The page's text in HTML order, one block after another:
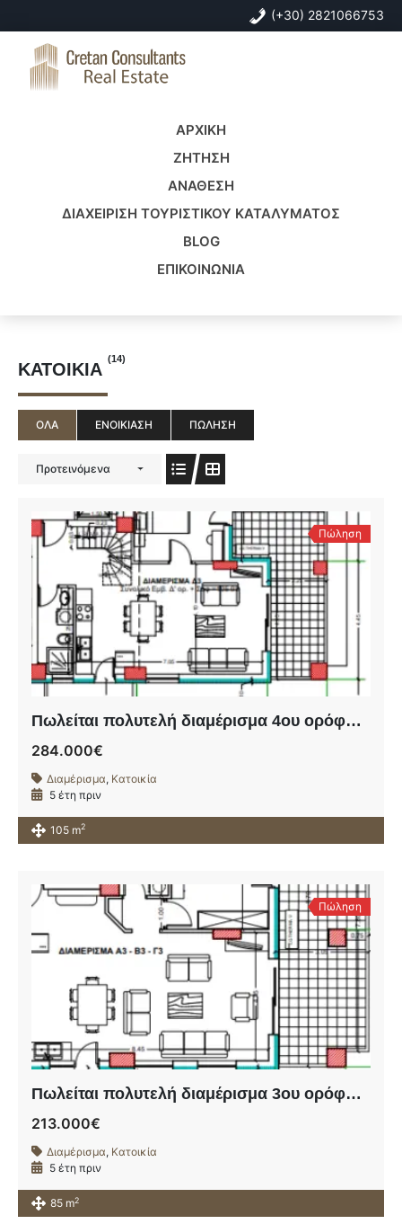
to
primary
navigation
to
content
(+30) 2821066753
ΑΡΧΙΚΗ
ΖΗΤΗΣΗ
ΑΝΑΘΕΣΗ
ΔΙΑΧΕΙΡΙΣΗ ΤΟΥΡΙΣΤΙΚΟΥ ΚΑΤΑΛΥΜΑΤΟΣ
BLOG
ΕΠΙΚΟΙΝΩΝΙΑ
ΚΑΤΟΙΚΊΑ
(14)
ΌΛΑ ΕΝΟΙΚΊΑΣΗ ΠΏΛΗΣΗ
Προτεινόμενα
Πώληση
Πωλείται πολυτελή διαμέρισμα 4ου ορόφου σε υπό ανέγερση οικοδομή πλησίον της οδού Ηρώων Πολυτεχνείου.
284.000€
Διαμέρισμα, Κατοικία
5 έτη πριν
105 m2
Πώληση
Πωλείται πολυτελή διαμέρισμα 3ου ορόφου σε υπό ανέγερση οικοδομή πλησίον της οδού Ηρώων Πολυτεχνείου.
213.000€
Διαμέρισμα, Κατοικία
5 έτη πριν
85 m2